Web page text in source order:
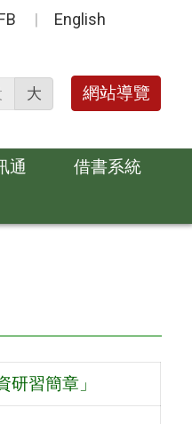
English
大 網站導覽
通
借書系統
習簡章」